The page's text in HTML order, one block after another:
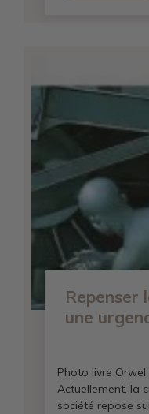
Repenser
une
Photo livre Orwel
Actuellement, la
société repose